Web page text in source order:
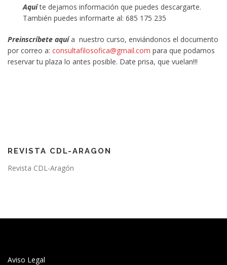
Aquíte dejamos información que puedes descargarte.
También puedes informarte al: 685 175 235
Preinscríbete aquía nuestro curso, enviándonos el documento
por correo a: consultafilosofica@gmail.com para que podamos
reservar tu plaza lo antes posible. Date prisa, que vuelan!!!
REVISTA CDL-ARAGON
Revista CDL-Aragón
Aviso Legal